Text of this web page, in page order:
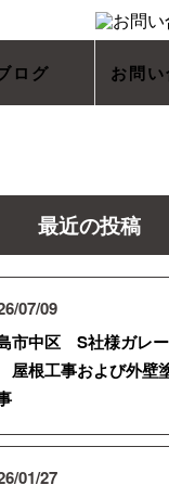
ログ お問
最近の投稿
07/09
市中区 S社様ガレー
根工事および外壁
01/27